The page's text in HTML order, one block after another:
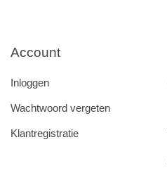
Account
Inloggen
Wachtwoord vergeten
Klantregistratie